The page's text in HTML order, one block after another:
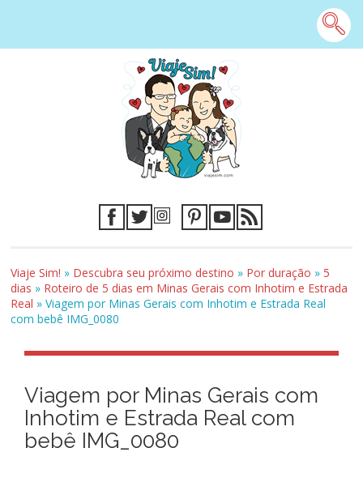
Viaje Sim! » Descubra seu próximo destino » Por duração »5
dias » Roteiro de 5 dias em Minas Gerais com Inhotim e Estrada
Real »Viagem por Minas Gerais com Inhotim e Estrada Real
com bebê IMG_0080
Viagem por Minas Gerais com
Inhotim e Estrada Real com
bebê IMG_0080